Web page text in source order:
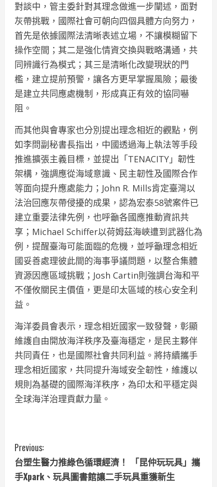
對談中，管主委針對其理念做進一步闡述，面對
灰帶挑戰，國際社會可朝向四個具體方向努力，
首先是依據國際法清晰表述立場，不讓模糊留下
操作空間；其二是強化情資交換與戰略溝通，共
同辨識行為模式；其三是清晰化改變現狀的門
檻，建立提前預警，讓各方更早掌握風險；最後
是建立共同應處機制，形成真正有效的協同嚇
阻。
而其他與會專家也分別提出理念相近的觀點，例
如李問副秘書長指出，中國透過海上執法等手段
推進擴張主義目標，並提出「TENACITY」韌性
架構，強調應從海域意識、民主韌性及國際合作
等面向提升應處能力；John R. Mills肯定臺灣以
法治回應灰帶侵擾的成果，認為宏泰58號案件已
建立重要法律先例，也呼籲各國應推動資訊共
享；Michael Schiffer以荷姆茲海峽遭到武器化為
例，提醒臺海可能面臨的危機，並呼籲理念相近
國妥善處理彼此間的海事爭議問題，以整合集體
資源因應區域挑戰；Josh Cartin則強調台海和平
不僅攸關民主價值，更是印太區域的核心安全利
益。
海洋委員會表示，理念相近國家一致發聲，彰顯
維護自由開放海洋秩序及臺海穩定，是民主夥伴
共同責任，也是國際社會共同利益。將持續攜手
理念相近國家，共同提升海域安全韌性，維護以
規則為基礎的國際海洋秩序，為印太和平穩定與
全球海洋治理貢獻力量。
C
o
Previous:
台塑生醫力推綠色循環經濟！ 「昆仲玩玩具」攜
手Xpark、玩具圖書館讓二手玩具重獲新生